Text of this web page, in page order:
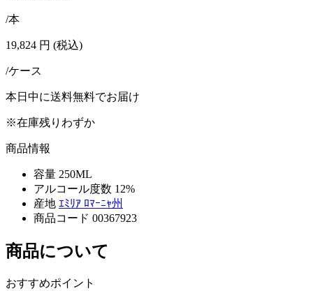
/本
19,824 円 (税込)
/ケース
本日中に送料無料でお届け
※在庫残りわずか
商品情報
容量 250ML
アルコール度数 12%
産地 ｴﾐﾘｱ ﾛﾏｰﾆｬ州
商品コード 00367923
商品について
おすすめポイント